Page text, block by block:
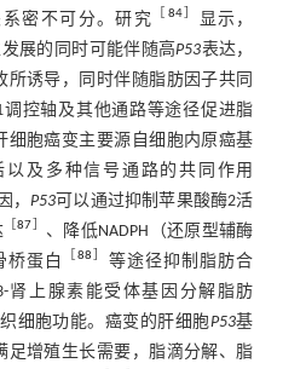
密不可分。研究
［ 84］
显示，
发展的同时可能伴随高P53表达，
所诱导，同时伴随脂肪因子共同
调控轴及其他通路等途径促进脂
细胞癌变主要源自细胞内原癌基
以及多种信号通路的共同作用
，P53可以通过抑制苹果酸酶2活
［87］ 、降低NADPH（还原型辅酶
桥蛋白 ［88］ 等途径抑制脂肪合
肾上腺素能受体基因分解脂肪
细胞功能。癌变的肝细胞P53基
足增殖生长需要，脂滴分解、脂